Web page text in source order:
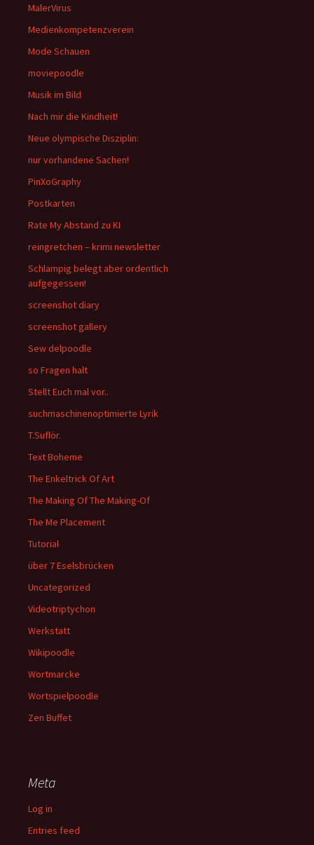
MalerVirus
Medienkompetenzverein
Mode Schauen
moviepoodle
Musik im Bild
Nach mir die Kindheit!
Neue olympische Disziplin:
nur vorhandene Sachen!
PinXoGraphy
Postkarten
Rate My Abstand zu KI
reingretchen – krimi newsletter
Schlampig belegt aber ordentlich
aufgegessen!
screenshot diary
screenshot gallery
Sew delpoodle
so Fragen halt
Stellt Euch mal vor..
suchmaschinenoptimierte Lyrik
T.Suflör.
Text Boheme
The Enkeltrick Of Art
The Making Of The Making-Of
The Me Placement
Tutorial
über 7 Eselsbrücken
Uncategorized
Videotriptychon
Werkstatt
Wikipoodle
Wortmarcke
Wortspielpoodle
Zen Buffet
Meta
Log in
Entries feed